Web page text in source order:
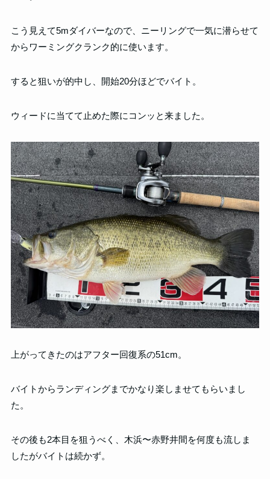
こう見えて5mダイバーなので、ニーリングで一気に潜らせて
からワーミングクランク的に使います。
すると狙いが的中し、開始20分ほどでバイト。
ウィードに当てて止めた際にコンッと来ました。
上がってきたのはアフター回復系の51cm。
バイトからランディングまでかなり楽しませてもらいまし
た。
その後も2本目を狙うべく、木浜〜赤野井間を何度も流しま
したがバイトは続かず。